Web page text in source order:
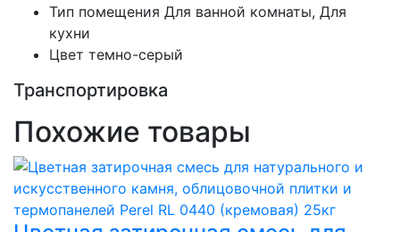
Тип помещения Для ванной комнаты, Для
кухни
Цвет темно-серый
Транспортировка
Похожие товары